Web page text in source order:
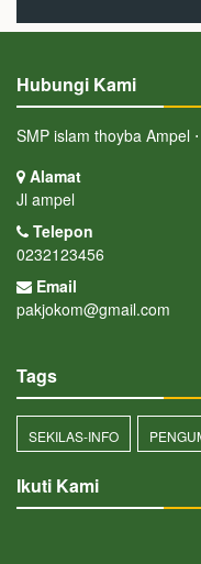
Hubungi Kami
SMP islam thoyba Ampel
Alamat
Jl ampel
Telepon
0232123456
Email
pakjokom@gmail.com
Tags
SEKILAS-INFO
Ikuti Kami